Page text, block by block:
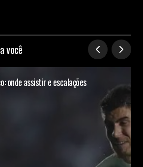
você
onde assistir e escalações